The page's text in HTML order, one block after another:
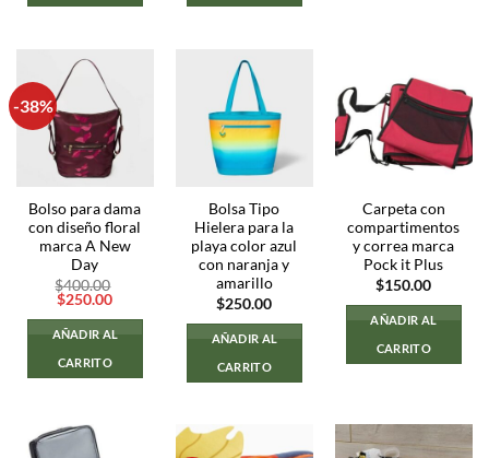
-38%
Bolso para dama
con diseño floral
marca A New
Day
$400.00
El
original
era:
$400.00.
$250.00El
actual
es:
AÑADIR AL
CARRITO
Bolsa Tipo
Hielera para la
playa color azul
con naranja y
amarillo
$250.00
AÑADIR AL
CARRITO
Carpeta con
compartimentos
y correa marca
Pock it Plus
$150.00
AÑADIR AL
CARRITO